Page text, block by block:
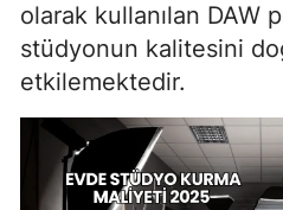
olarak kullanılan DAW
stüdyonun kalitesini
etkilemektedir.